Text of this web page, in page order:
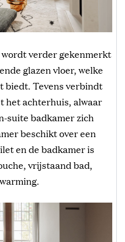
verder gekenmerkt
glazen vloer, welke
Tevens verbindt
het achterhuis, alwaar
suite badkamer zich
beschikt over een
en de badkamer is
vrijstaand bad,